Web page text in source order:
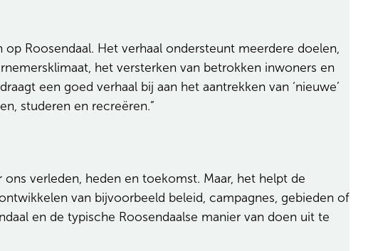
Roosendaal. Het verhaal ondersteunt meerdere doelen,
het versterken van betrokken inwoners en
een goed verhaal bij aan het aantrekken van ‘nieuwe’
studeren en recreëren.”
verleden, heden en toekomst. Maar, het helpt de
van bijvoorbeeld beleid, campagnes, gebieden of
en de typische Roosendaalse manier van doen uit te